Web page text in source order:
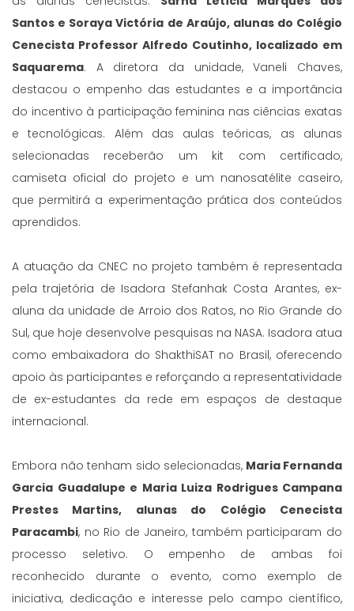
Santos e Soraya Victória de Araújo, alunas do Colégio
Cenecista Professor Alfredo Coutinho, localizado em
Saquarema. A diretora da unidade, Vaneli Chaves,
destacou o empenho das estudantes e a importância
do incentivo à participação feminina nas ciências exatas
e tecnológicas. Além das aulas teóricas, as alunas
selecionadas receberão um kit com certificado,
camiseta oficial do projeto e um nanosatélite caseiro,
que permitirá a experimentação prática dos conteúdos
aprendidos.
A atuação da CNEC no projeto também é representada
pela trajetória de Isadora Stefanhak Costa Arantes, ex-
aluna da unidade de Arroio dos Ratos, no Rio Grande do
Sul, que hoje desenvolve pesquisas na NASA. Isadora atua
como embaixadora do ShakthiSAT no Brasil, oferecendo
apoio às participantes e reforçando a representatividade
de ex-estudantes da rede em espaços de destaque
internacional.
Embora não tenham sido selecionadas, Maria Fernanda
Garcia Guadalupe e Maria Luiza Rodrigues Campana
Prestes Martins, alunas do Colégio Cenecista
Paracambi, no Rio de Janeiro, também participaram do
processo seletivo. O empenho de ambas foi
reconhecido durante o evento, como exemplo de
iniciativa, dedicação e interesse pelo campo científico,